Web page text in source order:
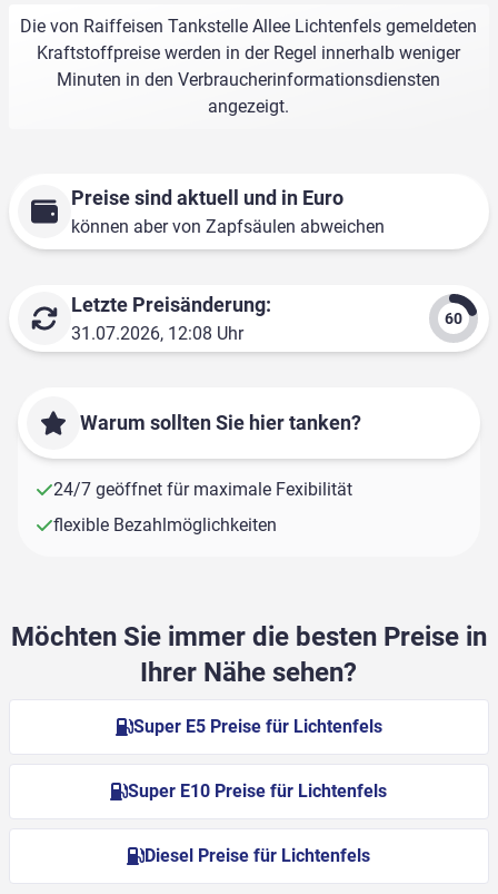
Die von Raiffeisen Tankstelle Allee Lichtenfels gemeldeten
Kraftstoffpreise werden in der Regel innerhalb weniger
Minuten in den Verbraucherinformationsdiensten
angezeigt.
Preise sind aktuell und in Euro
können aber von Zapfsäulen abweichen
Letzte Preisänderung:
31.07.2026, 12:08 Uhr
Warum sollten Sie hier tanken?
24/7 geöffnet für maximale Fexibilität
flexible Bezahlmöglichkeiten
Möchten Sie immer die besten Preise in
Ihrer Nähe sehen?
Super E5 Preise für Lichtenfels
Super E10 Preise für Lichtenfels
Diesel Preise für Lichtenfels